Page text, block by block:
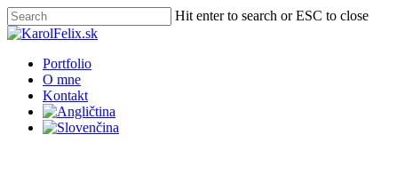
Skip
to
content
Hit enter to search or ESC to close
Close
Menu
Portfolio
O mne
Kontakt